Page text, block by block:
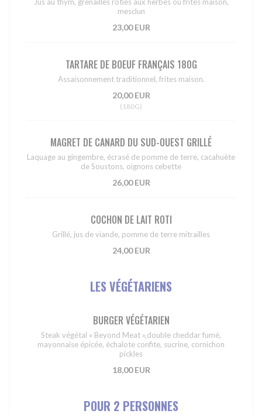
mesclun
23,00 EUR
TARTARE DE BOEUF FRANÇAIS 180G
Assaisonnement traditionnel, frites maison.
20,00 EUR
(180G)
MAGRET DE CANARD DU SUD-OUEST GRILLÉ
Laquage au gingembre, écrasé de pomme de terre, cacahuète
de Soustons, oignons cebette
26,00 EUR
COCHON DE LAIT ROTI
Grillé, jus de viande, pomme de terre mitrailles
24,00 EUR
LES VÉGÉTARIENS
BURGER VÉGÉTARIEN
Steak végétal « Beyond Meat »,double cheddar fumé,
mayonnaise épicée, échalote confite, sucrine, cornichon
pickles
18,00 EUR
POUR 2 PERSONNES